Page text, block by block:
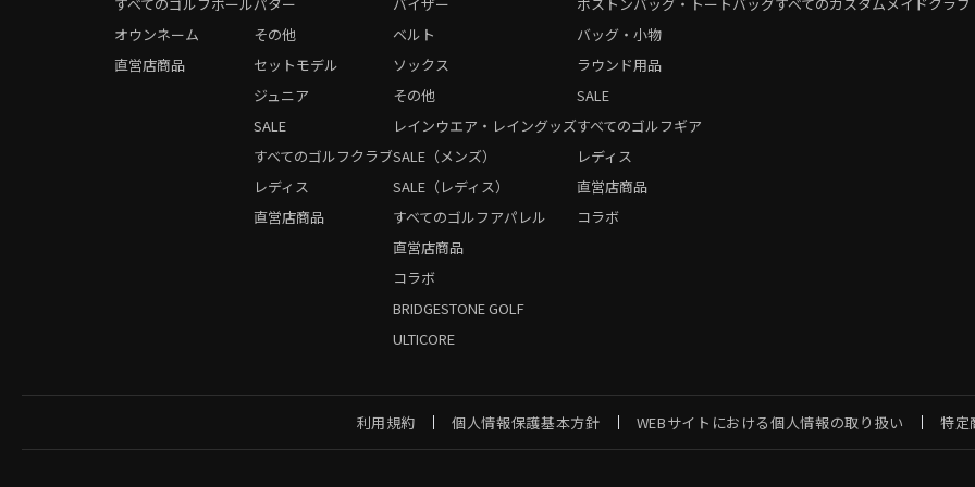
オウンネーム
直営店商品
レディス
直営店商品
その他
セットモデル
ジュニア
SALE
すべてのゴルフクラブ
直営店商品
コラボ
BRIDGESTONE GOLF
ULTICORE
ベルト
ソックス
その他
レインウエア・レイングッズ
SALE（メンズ）
SALE（レディス）
すべてのゴルフアパレル
レディス
直営店商品
コラボ
バッグ・小物
ラウンド用品
SALE
すべてのゴルフギア
利用規約 個人情報保護基本方針 WEBサイトにおける個人情報の取り扱い 特定